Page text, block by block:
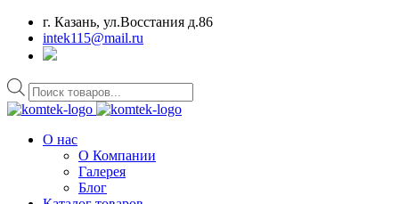
г. Казань, ул.Восстания д.86
intek115@mail.ru
Поиск
товаров
О нас
О Компании
Галерея
Блог